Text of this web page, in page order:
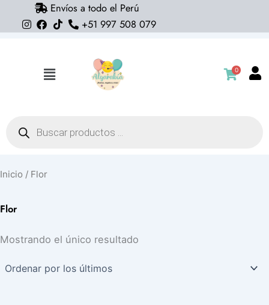
Envíos a todo el Perú
+51 997 508 079
Flyout
0
productos
Inicio / Flor
Flor
Mostrando el único resultado